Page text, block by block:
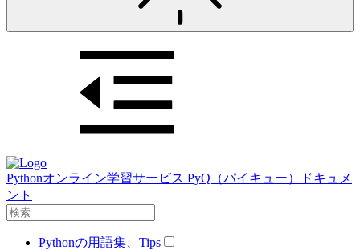
Pythonオンライン学習サービス PyQ（パイキュー）ドキュメ
ント
Pythonの用語集、Tips